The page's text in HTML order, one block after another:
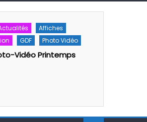
A Venir
Rencontre Régionale « Jeunes »
FFESSM